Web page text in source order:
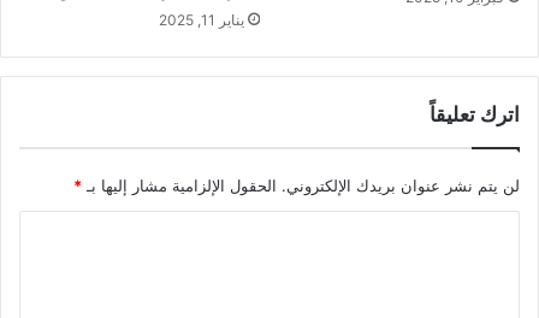
يناير 11, 2025
اترك تعليقاً
لن يتم نشر عنوان بريدك الإلكتروني. الحقول الإلزامية مشار إليها بـ *